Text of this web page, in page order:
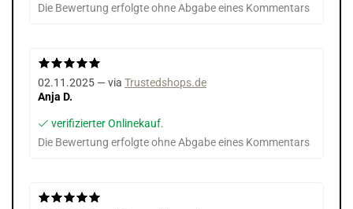
Die Bewertung erfolgte ohne Abgabe eines Kommentars
02.11.2025 — via Trustedshops.de
Anja D.
verifizierter Onlinekauf.
Die Bewertung erfolgte ohne Abgabe eines Kommentars